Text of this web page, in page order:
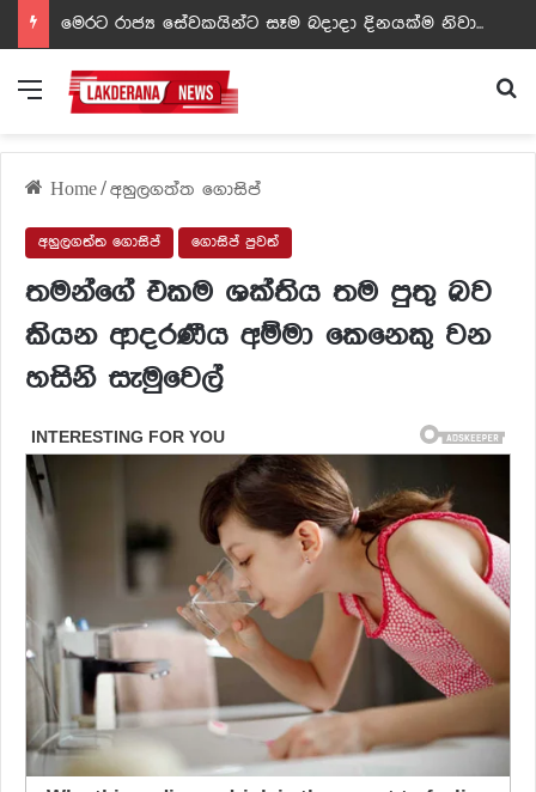
ඩඩ්ලිට දෙවෙනි නොවූ රත්න සහල් අධිපති..- PHOTOS
Menu
Home/අහුලගත්ත ගොසිප්
අහුලගත්ත ගොසිප් ගොසිප් පුවත්
තමන්ගේ එකම ශක්තිය තම පුතු බව
කියන ආදරණීය අම්මා කෙනෙකු වන
හසිනි සැමුවෙල්